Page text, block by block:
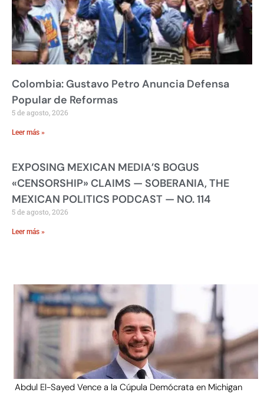
Colombia: Gustavo Petro Anuncia Defensa
Popular de Reformas
5 de agosto, 2026
Leer más »
EXPOSING MEXICAN MEDIA’S BOGUS
«CENSORSHIP» CLAIMS — SOBERANIA, THE
MEXICAN POLITICS PODCAST — NO. 114
5 de agosto, 2026
Leer más »
Abdul El-Sayed Vence a la Cúpula Demócrata en Michigan